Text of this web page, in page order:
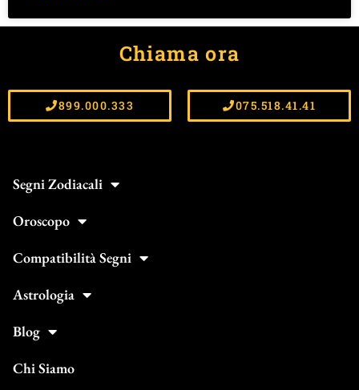
Chiama ora
899.000.333 075.518.41.41
Segni Zodiacali
Oroscopo
Compatibilità Segni
Astrologia
Blog
Chi Siamo